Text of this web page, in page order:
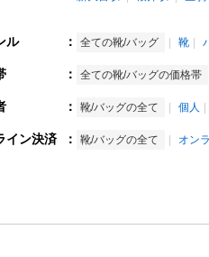
ル ： 全ての靴/バッグ 靴
： 全ての靴/バッグの価格帯
： 靴/バッグの全て 個人
イン決済 ： 靴/バッグの全て オン